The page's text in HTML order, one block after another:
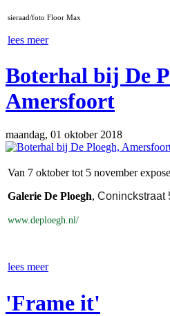
sieraad/foto Floor Max
lees meer
Boterhal bij De
Amersfoort
maandag, 01 oktober 2018
Van 7 oktober tot 5 november
Galerie De Ploegh, Coninckstraat
www.deploegh.nl/
lees meer
'Frame it'